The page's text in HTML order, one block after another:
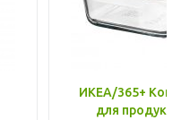
ИКЕА/365+
для